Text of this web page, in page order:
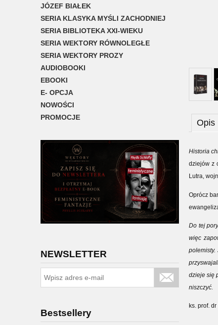
JÓZEF BIAŁEK
SERIA KLASYKA MYŚLI ZACHODNIEJ
SERIA BIBLIOTEKA XXI-WIEKU
SERIA WEKTORY RÓWNOLEGŁE
SERIA WEKTORY PROZY
AUDIOBOOKI
EBOOKI
E- OPCJA
NOWOŚCI
PROMOCJE
NEWSLETTER
Bestsellery
Opis
Historia
dziejów z
Lutra,
Oprócz
Do tej
więc
dzieje się
niszczyć.
ks. prof.